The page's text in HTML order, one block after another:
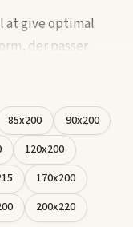
at give optimal
der passer
og beskytter
ekstra komfort.
åndbar og
sovemiljø, der
85x200
90x200
120x200
170x200
200x220